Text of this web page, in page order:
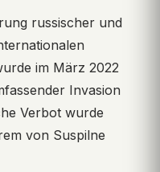
russischer und
im März 2022
Invasion
Verbot wurde
von Suspilne